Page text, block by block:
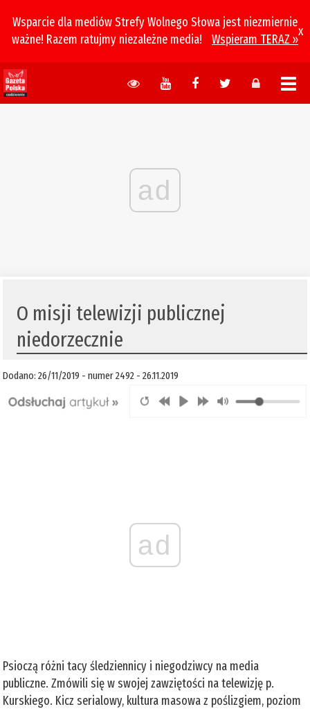
Wsparcie dla mediów Strefy Wolnego Słowa jest niezmiernie
ważne! Razem ratujmy niezależne media!
Wspieram TERAZ »
x
ad
O misji telewizji publicznej
niedorzecznie
Dodano: 26/11/2019 - numer 2492 - 26.11.2019
ad
Psioczą różni tacy śledziennicy i niegodziwcy na media
publiczne. Zmówili się w swojej zawziętości na telewizję p.
Kurskiego. Kicz serialowy, kultura masowa z poślizgiem, poziom